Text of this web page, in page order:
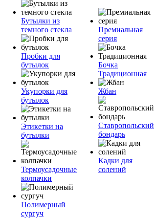
Бутылки из
темного стекла
Пробки для
бутылок
Укупорки для
бутылок
Этикетки на
бутылки
Термоусадочные
колпачки
Полимерный
сургуч
Премиальная
серия
Бочка
Традиционная
Жбан
Ставропольский
бондарь
Кадки для
солений